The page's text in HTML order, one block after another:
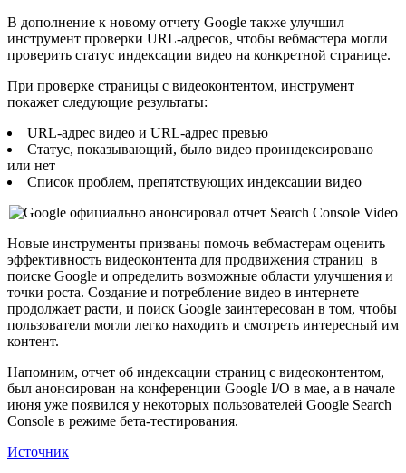
В дополнение к новому отчету Google также улучшил
инструмент проверки URL-адресов, чтобы вебмастера могли
проверить статус индексации видео на конкретной странице.
При проверке страницы с видеоконтентом, инструмент
покажет следующие результаты:
URL-адрес видео и URL-адрес превью
Статус, показывающий, было видео проиндексировано
или нет
Список проблем, препятствующих индексации видео
Новые инструменты призваны помочь вебмастерам оценить
эффективность видеоконтента для продвижения страниц в
поиске Google и определить возможные области улучшения и
точки роста. Создание и потребление видео в интернете
продолжает расти, и поиск Google заинтересован в том, чтобы
пользователи могли легко находить и смотреть интересный им
контент.
Напомним, отчет об индексации страниц с видеоконтентом,
был анонсирован на конференции Google I/O в мае, а в начале
июня уже появился у некоторых пользователей Google Search
Console в режиме бета-тестирования.
Источник